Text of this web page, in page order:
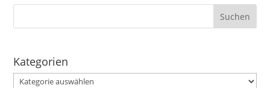
Kategorien
Kategorien